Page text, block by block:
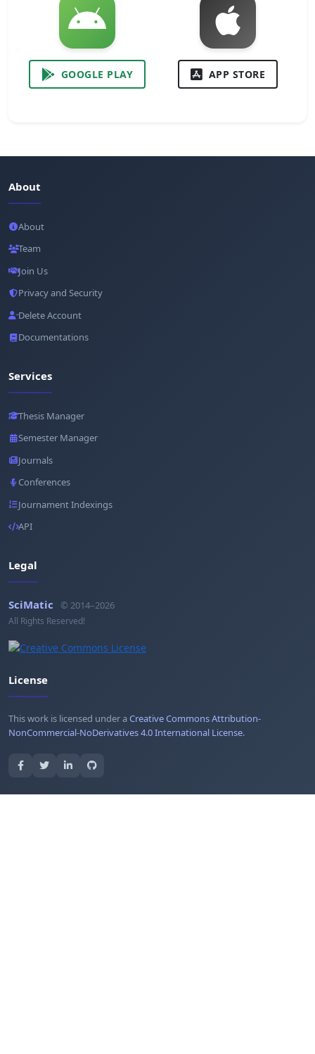
GOOGLE PLAY APP STORE
About
About
Team
Join Us
Privacy and Security
Delete Account
Documentations
Services
Thesis Manager
Semester Manager
Journals
Conferences
Journament Indexings
API
Legal
SciMatic © 2014–2026
All Rights Reserved!
License
This work is licensed under aCreative Commons Attribution-
NonCommercial-NoDerivatives 4.0 International License.